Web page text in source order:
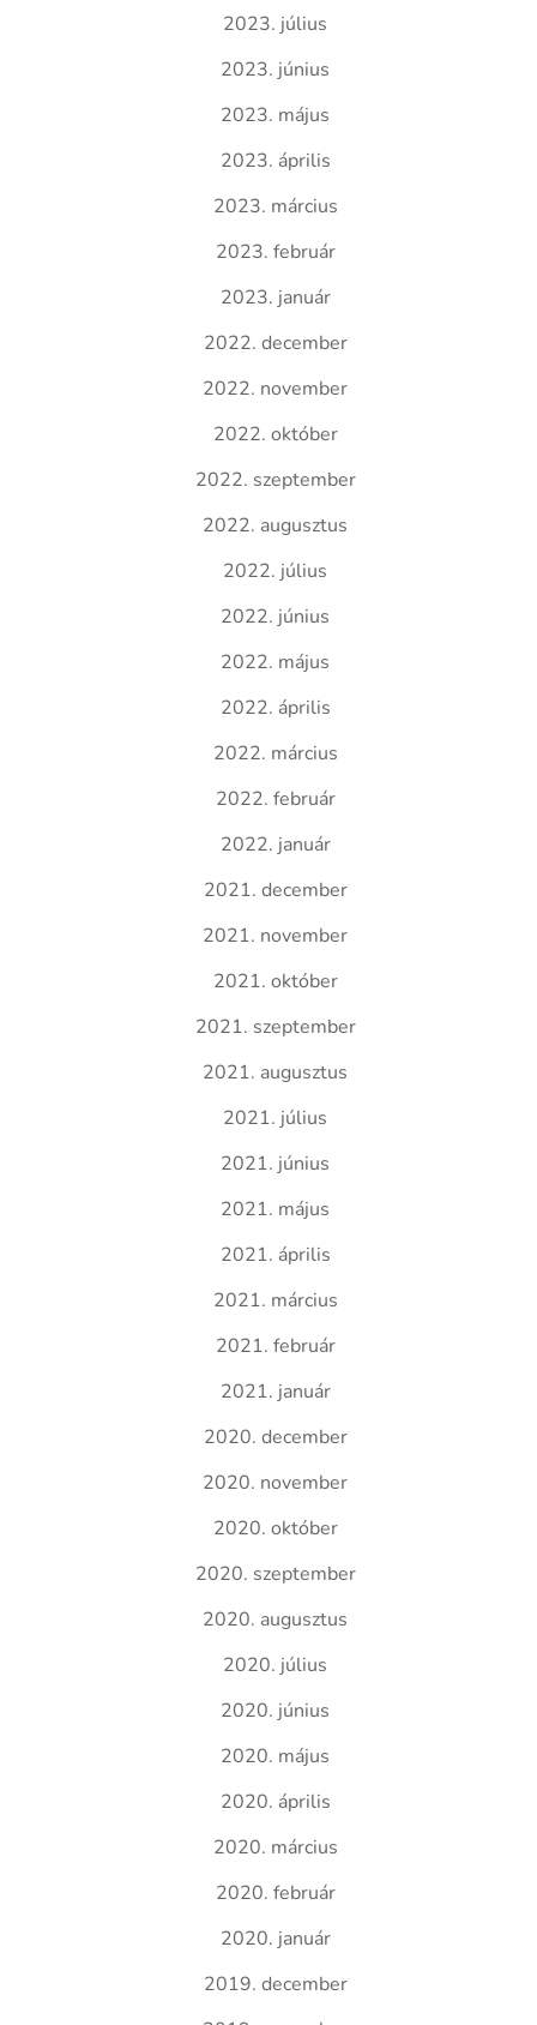
2023. július
2023. június
2023. május
2023. április
2023. március
2023. február
2023. január
2022. december
2022. november
2022. október
2022. szeptember
2022. augusztus
2022. július
2022. június
2022. május
2022. április
2022. március
2022. február
2022. január
2021. december
2021. november
2021. október
2021. szeptember
2021. augusztus
2021. július
2021. június
2021. május
2021. április
2021. március
2021. február
2021. január
2020. december
2020. november
2020. október
2020. szeptember
2020. augusztus
2020. július
2020. június
2020. május
2020. április
2020. március
2020. február
2020. január
2019. december